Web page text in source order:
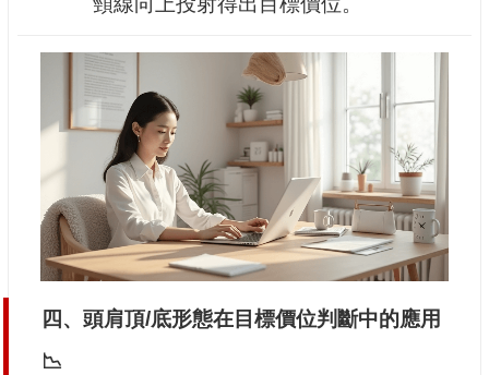
四、頭肩頂/底形態在目標價位判斷中的應用
📉